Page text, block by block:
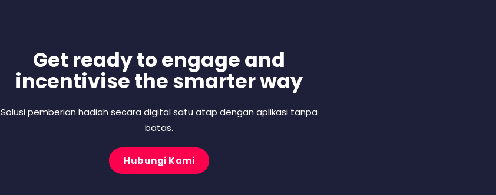
Get ready to engage and
incentivise the smarter way
Solusi pemberian hadiah secara digital satu atap dengan aplikasi tanpa
batas.
Hubungi Kami